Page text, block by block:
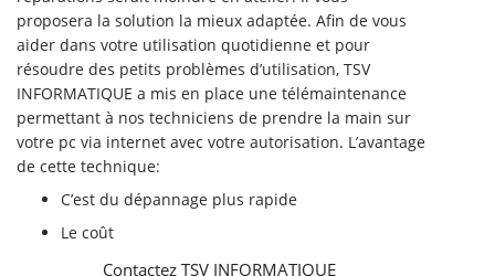
proposera la solution la mieux adaptée. Afin de vous
aider dans votre utilisation quotidienne et pour
résoudre des petits problèmes d’utilisation, TSV
INFORMATIQUE a mis en place une télémaintenance
permettant à nos techniciens de prendre la main sur
votre pc via internet avec votre autorisation. L’avantage
de cette technique:
C’est du dépannage plus rapide
Le coût
Contactez TSV INFORMATIQUE